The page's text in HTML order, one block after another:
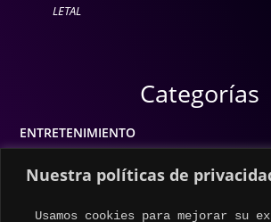
Nuestra políticas de
Usamos cookies para mejorar
LETAL
Categorías
ENTRETENIMIENTO